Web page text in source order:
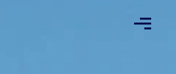
No such file or directory in